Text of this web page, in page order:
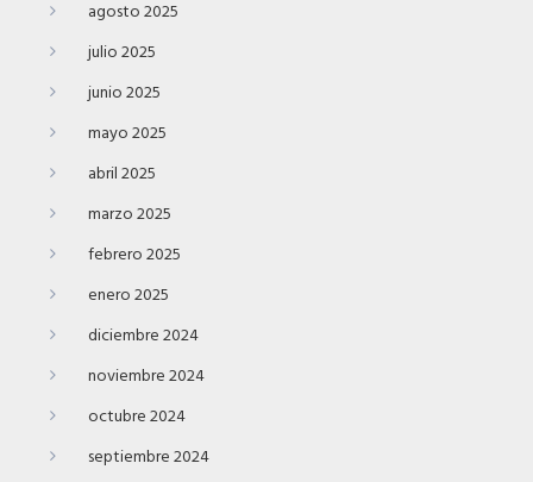
agosto 2025
julio 2025
junio 2025
mayo 2025
abril 2025
marzo 2025
febrero 2025
enero 2025
diciembre 2024
noviembre 2024
octubre 2024
septiembre 2024